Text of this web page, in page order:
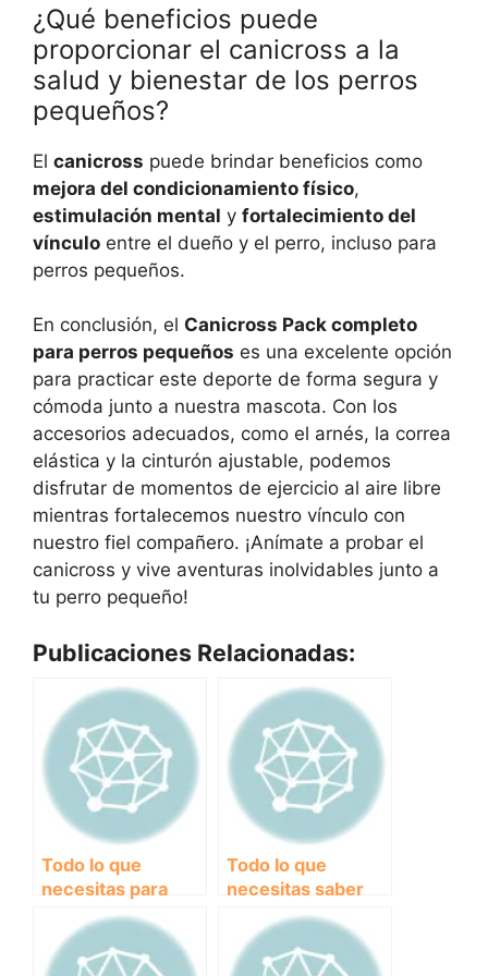
¿Qué beneficios puede
proporcionar el canicross a la
salud y bienestar de los perros
pequeños?
El canicross puede brindar beneficios como
mejora del condicionamiento físico,
estimulación mental y fortalecimiento del
vínculo entre el dueño y el perro, incluso para
perros pequeños.
En conclusión, el Canicross Pack completo
para perros pequeños es una excelente opción
para practicar este deporte de forma segura y
cómoda junto a nuestra mascota. Con los
accesorios adecuados, como el arnés, la correa
elástica y la cinturón ajustable, podemos
disfrutar de momentos de ejercicio al aire libre
mientras fortalecemos nuestro vínculo con
nuestro fiel compañero. ¡Anímate a probar el
canicross y vive aventuras inolvidables junto a
tu perro pequeño!
Publicaciones Relacionadas:
Todo lo que
necesitas para
empezar en el
Canicross: Pack
completo básico
Todo lo que
necesitas saber
sobre el
canicross: Pack
completo